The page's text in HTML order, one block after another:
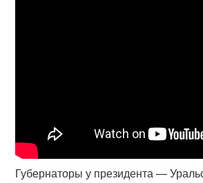
Губернаторы у президента —